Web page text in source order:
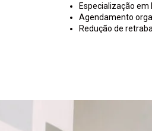
Especialização em
Agendamento
Redução de